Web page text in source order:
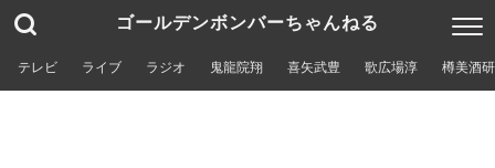
ゴールデンボンバーちゃんねる
テレビ ライブ ラジオ 鬼龍院翔 喜矢武豊 歌広場淳 樽美酒